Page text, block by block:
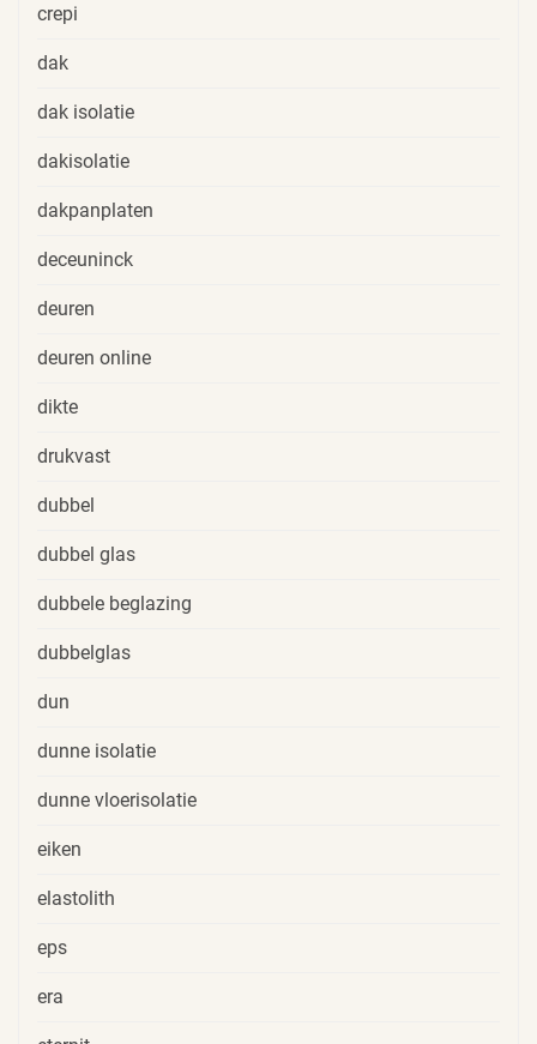
crepi
dak
dak isolatie
dakisolatie
dakpanplaten
deceuninck
deuren
deuren online
dikte
drukvast
dubbel
dubbel glas
dubbele beglazing
dubbelglas
dun
dunne isolatie
dunne vloerisolatie
eiken
elastolith
eps
era